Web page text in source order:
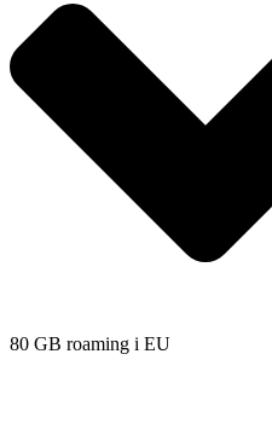
80 GB roaming i EU